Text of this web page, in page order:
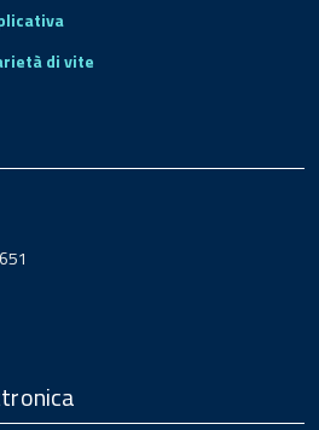
di vite